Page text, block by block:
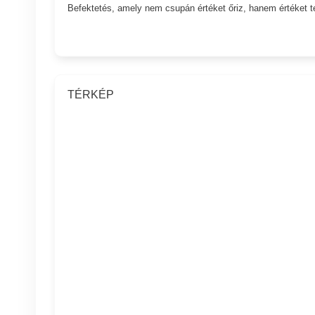
Befektetés, amely nem csupán értéket őriz, hanem értéket
TÉRKÉP